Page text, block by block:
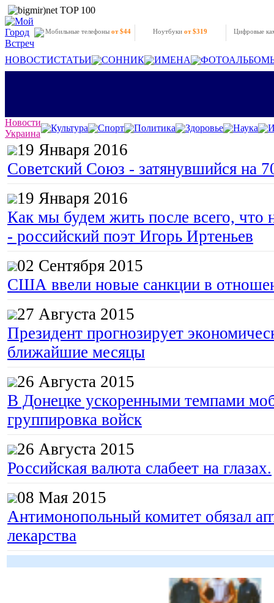
Мобильные телефоны от $44 Ноутбукиот $319 Цифровые
НОВОСТИСТАТЬИ СОННИК ИМЕНА
Новости
Украина
Культура Спорт Политика Здоровье Наука
19 Января 2016
Советский Союз - затянувшийся на
19 Января 2016
Как мы будем жить после всего, что
- российский поэт Игорь Иртеньев
02 Сентября 2015
США ввели новые санкции в
27 Августа 2015
Президент прогнозирует
ближайшие месяцы
26 Августа 2015
В Донецке ускоренными темпами
группировка войск
26 Августа 2015
Российская валюта слабеет на глазах.
08 Мая 2015
Антимонопольный комитет обязал
лекарства